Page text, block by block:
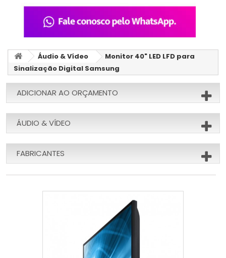
Áudio & Vídeo
Monitor 40" LED LFD para
Sinalização Digital Samsung
ADICIONAR AO ORÇAMENTO
ÁUDIO & VÍDEO
FABRICANTES